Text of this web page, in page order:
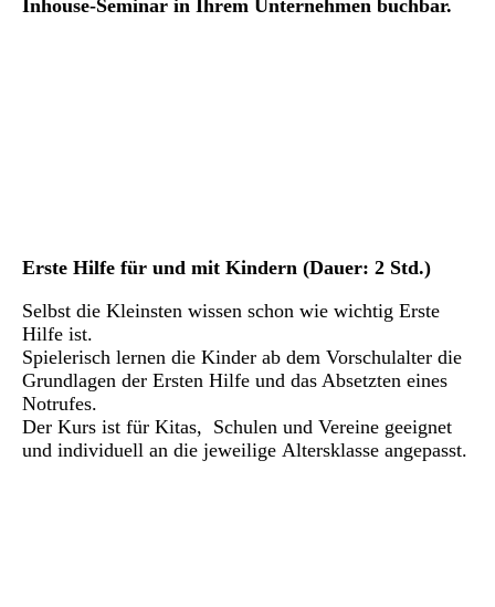
Inhouse-Seminar in Ihrem Unternehmen buchbar.
Erste Hilfe für und mit Kindern (Dauer: 2 Std.)
Selbst die Kleinsten wissen schon wie wichtig Erste
Hilfe ist.
Spielerisch lernen die Kinder ab dem Vorschulalter die
Grundlagen der Ersten Hilfe und das Absetzten eines
Notrufes.
Der Kurs ist für Kitas, Schulen und Vereine geeignet
und individuell an die jeweilige Altersklasse angepasst.